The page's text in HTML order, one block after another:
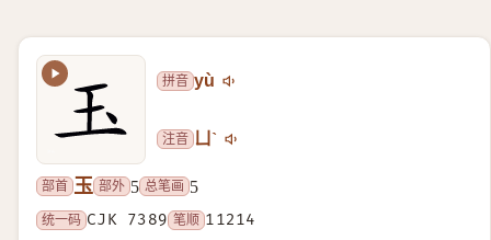
拼音 yù
注音 ㄩˋ
部首 玉 部外 5 总笔画 5
统一码 CJK 7389 笔顺 11214